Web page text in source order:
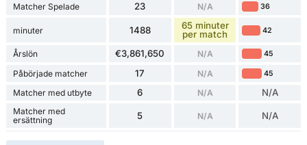
Matcher Spelade 23 N/A 36
minuter 1488
65 minuter
per match
42
Årslön €3,861,650 N/A 45
Påbörjade matcher 17 N/A 45
Matcher med utbyte 6 N/A N/A
Matcher med
ersättning
5 N/A N/A